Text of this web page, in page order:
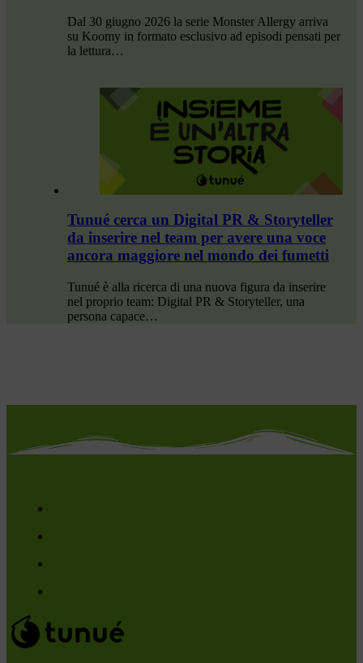
Dal 30 giugno 2026 la serie Monster Allergy arriva
su Koomy in formato esclusivo ad episodi pensati per
la lettura…
Tunué cerca un Digital PR & Storyteller
da inserire nel team per avere una voce
ancora maggiore nel mondo dei fumetti
Tunué è alla ricerca di una nuova figura da inserire
nel proprio team: Digital PR & Storyteller, una
persona capace…